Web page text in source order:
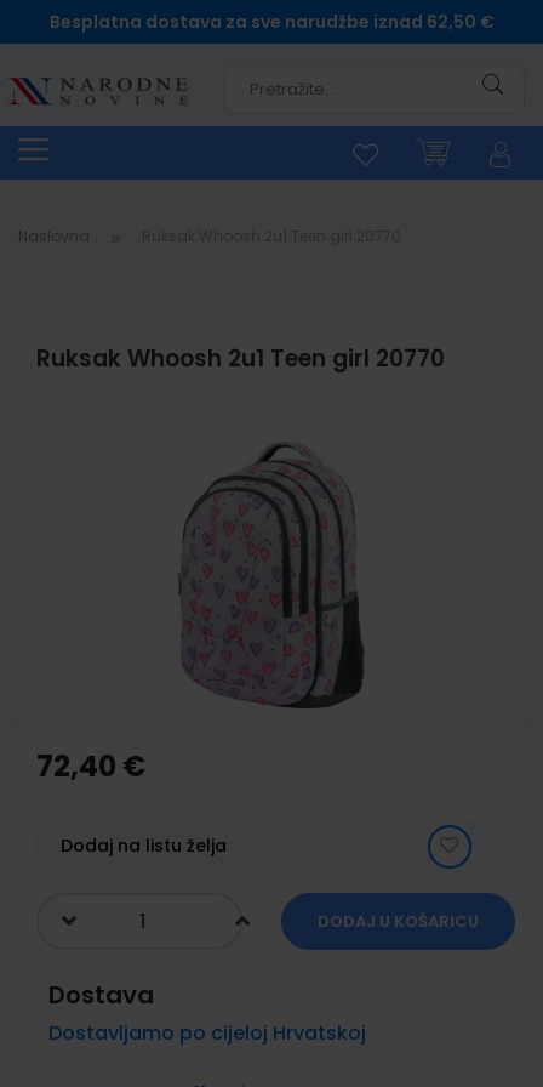
Besplatna dostava za sve narudžbe iznad 62,50 €
Naslovna
Ruksak Whoosh 2u1 Teen girl 20770
the
beginning
gallery
72,40 €
Dodaj na listu želja
DODAJ U KOŠARICU
Dostava
Dostavljamo po cijeloj Hrvatskoj